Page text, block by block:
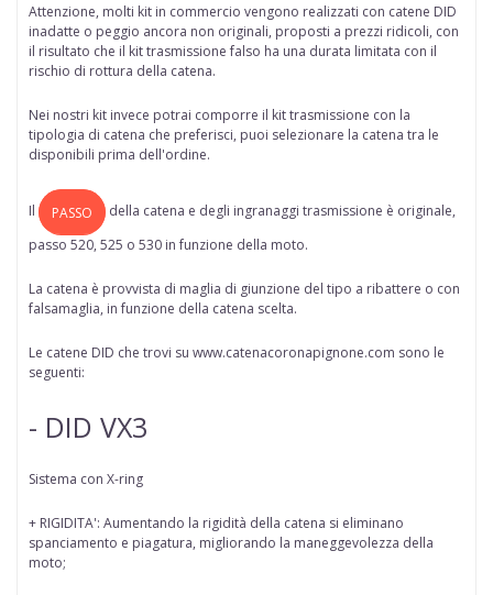
Attenzione, molti kit in commercio vengono realizzati con catene DID
inadatte o peggio ancora non originali, proposti a prezzi ridicoli, con
il risultato che il kit trasmissione falso ha una durata limitata con il
rischio di rottura della catena.
Nei nostri kit invece potrai comporre il kit trasmissione con la
tipologia di catena che preferisci, puoi selezionare la catena tra le
disponibili prima dell'ordine.
Il PASSO della catena e degli ingranaggi trasmissione è originale,
passo 520, 525 o 530 in funzione della moto.
La catena è provvista di maglia di giunzione del tipo a ribattere o con
falsamaglia, in funzione della catena scelta.
Le catene DID che trovi su www.catenacoronapignone.com sono le
seguenti:
- DID VX3
Sistema con X-ring
+ RIGIDITA': Aumentando la rigidità della catena si eliminano
spanciamento e piagatura, migliorando la maneggevolezza della
moto;